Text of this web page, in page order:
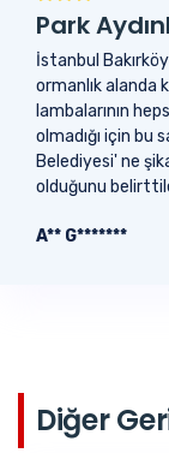
Park
İstanbul
ormanlık alanda
lambalarının
olmadığı için bu
Belediyesi' ne
olduğunu
A** G*******
Diğer